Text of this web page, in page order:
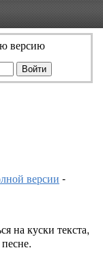
версию
версии -
на куски текста,